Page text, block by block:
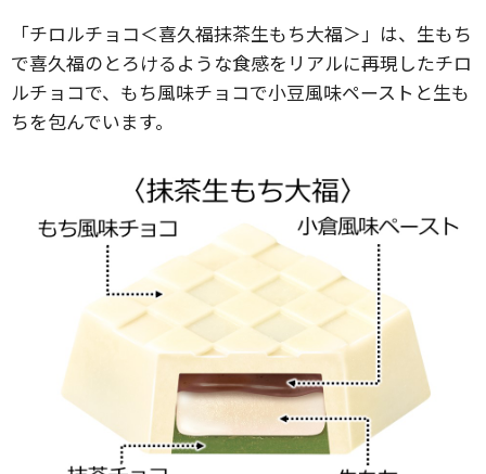
「チロルチョコ＜喜久福抹茶生もち大福＞」は、生もち
で喜久福のとろけるような食感をリアルに再現したチロ
ルチョコで、もち風味チョコで小豆風味ペーストと生も
ちを包んでいます。